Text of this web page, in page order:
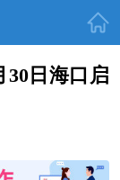
30日海口启